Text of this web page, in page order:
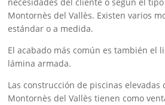
necesidades del cliente o según el
Montornès del Vallès. Existen varios
estándar o a medida.
El acabado más común es también el
lámina armada.
Las construcción de piscinas elevadas
Montornès del Vallès tienen como